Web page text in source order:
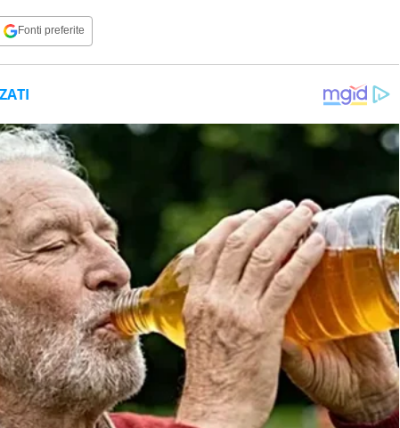
Fonti preferite